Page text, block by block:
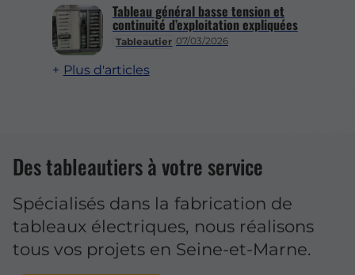
Tableautier 07/03/2026
Tableau général basse tension et
continuité d’exploitation expliquées
Plus d'articles
Des tableautiers à votre service
Spécialisés dans la fabrication de
tableaux électriques, nous réalisons
tous vos projets en Seine-et-Marne.